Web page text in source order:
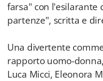
farsa" con l'esilarante
partenze", scritta e
Una divertente
rapporto uomo-
Luca Micci, Eleonora